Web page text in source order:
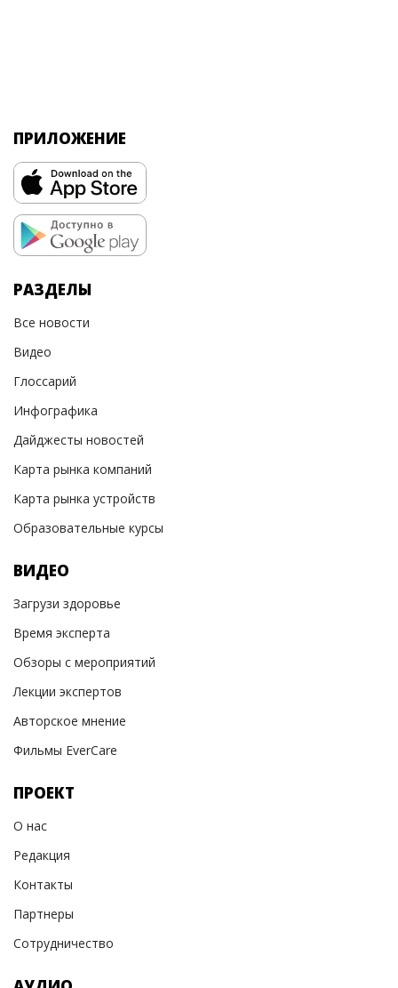
ПРИЛОЖЕНИЕ
РАЗДЕЛЫ
Все новости
Видео
Глоссарий
Инфографика
Дайджесты новостей
Карта рынка компаний
Карта рынка устройств
Образовательные курсы
ВИДЕО
Загрузи здоровье
Время эксперта
Обзоры с мероприятий
Лекции экспертов
Авторское мнение
Фильмы EverCare
ПРОЕКТ
О нас
Редакция
Контакты
Партнеры
Сотрудничество